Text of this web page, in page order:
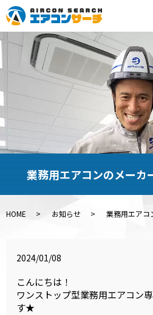
業務用エアコンのメー
HOME お知らせ 業務用エア
2024/01/08
こんにちは！
ワンストップ型業務用エアコン
す★